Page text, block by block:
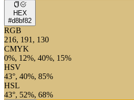
HEX
#d8bf82
RGB
216, 191, 130
CMYK
0%, 12%, 40%, 15%
HSV
43°, 40%, 85%
HSL
43°, 52%, 68%